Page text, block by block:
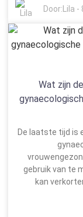
lagere
effectiviteit.
transparant en
verstandig om
Deze
aangeboden
misschien
Door: Lila -
Wat zijn
De laatste tijd is
gebruik van te
kan
Parker,